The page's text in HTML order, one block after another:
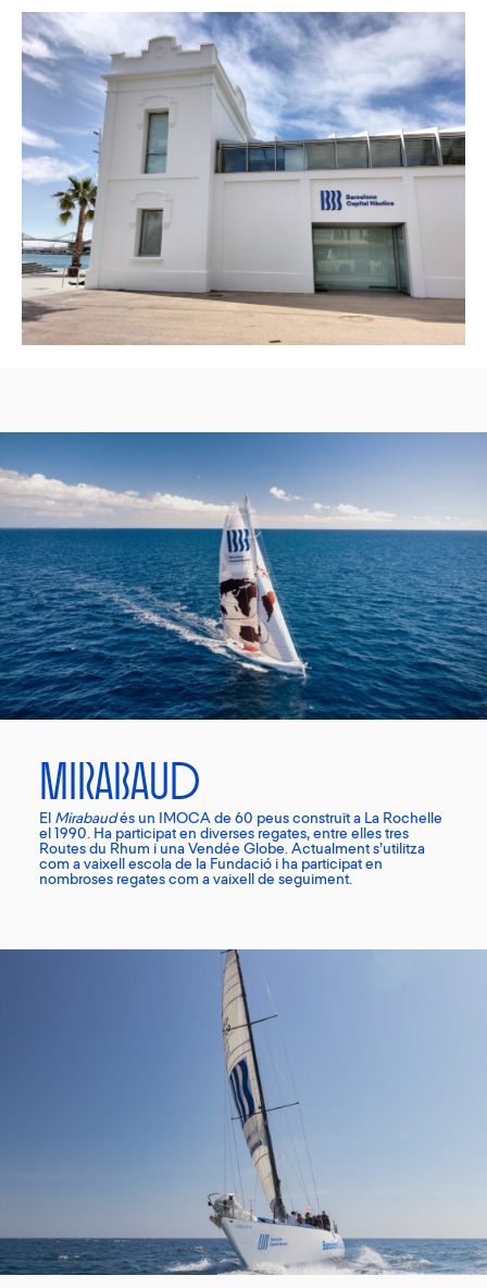
Mirabaud
El Mirabaudés un IMOCA de 60 peus construït a La Rochelle
el 1990. Ha participat en diverses regates, entre elles tres
Routes du Rhum i una Vendée Globe. Actualment s’utilitza
com a vaixell escola de la Fundació i ha participat en
nombroses regates com a vaixell de seguiment.